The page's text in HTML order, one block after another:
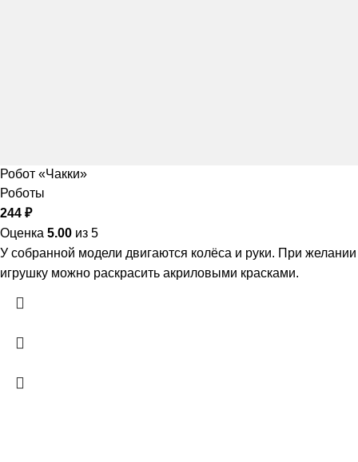
Робот «Чакки»
Роботы
244 ₽
Оценка 5.00 из 5
У собранной модели двигаются колёса и руки. При желании
игрушку можно раскрасить акриловыми красками.